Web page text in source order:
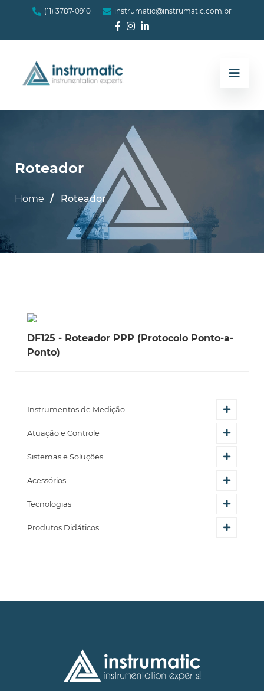
(11) 3787-0910 instrumatic@instrumatic.com.br
Roteador
Home Roteador
Instrumentos de Medição
Atuação e Controle
Sistemas e Soluções
Acessórios
Tecnologias
Produtos Didáticos
DF125 - Roteador PPP (Protocolo Ponto-a-
Ponto)